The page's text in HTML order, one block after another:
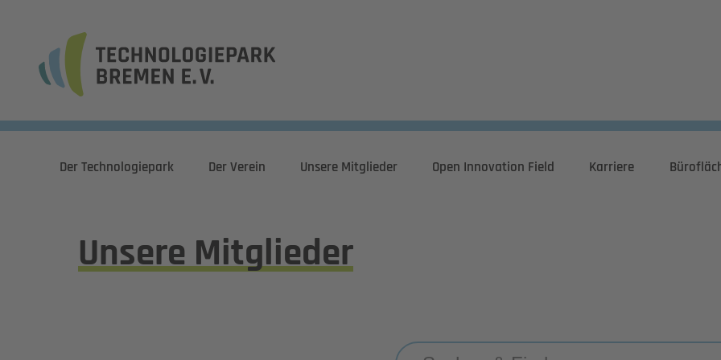
Der Technologiepark Der Verein Unsere Mitglieder Open Innovation Field Karriere
Unsere Mitglieder